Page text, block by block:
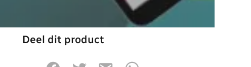
Deel dit product